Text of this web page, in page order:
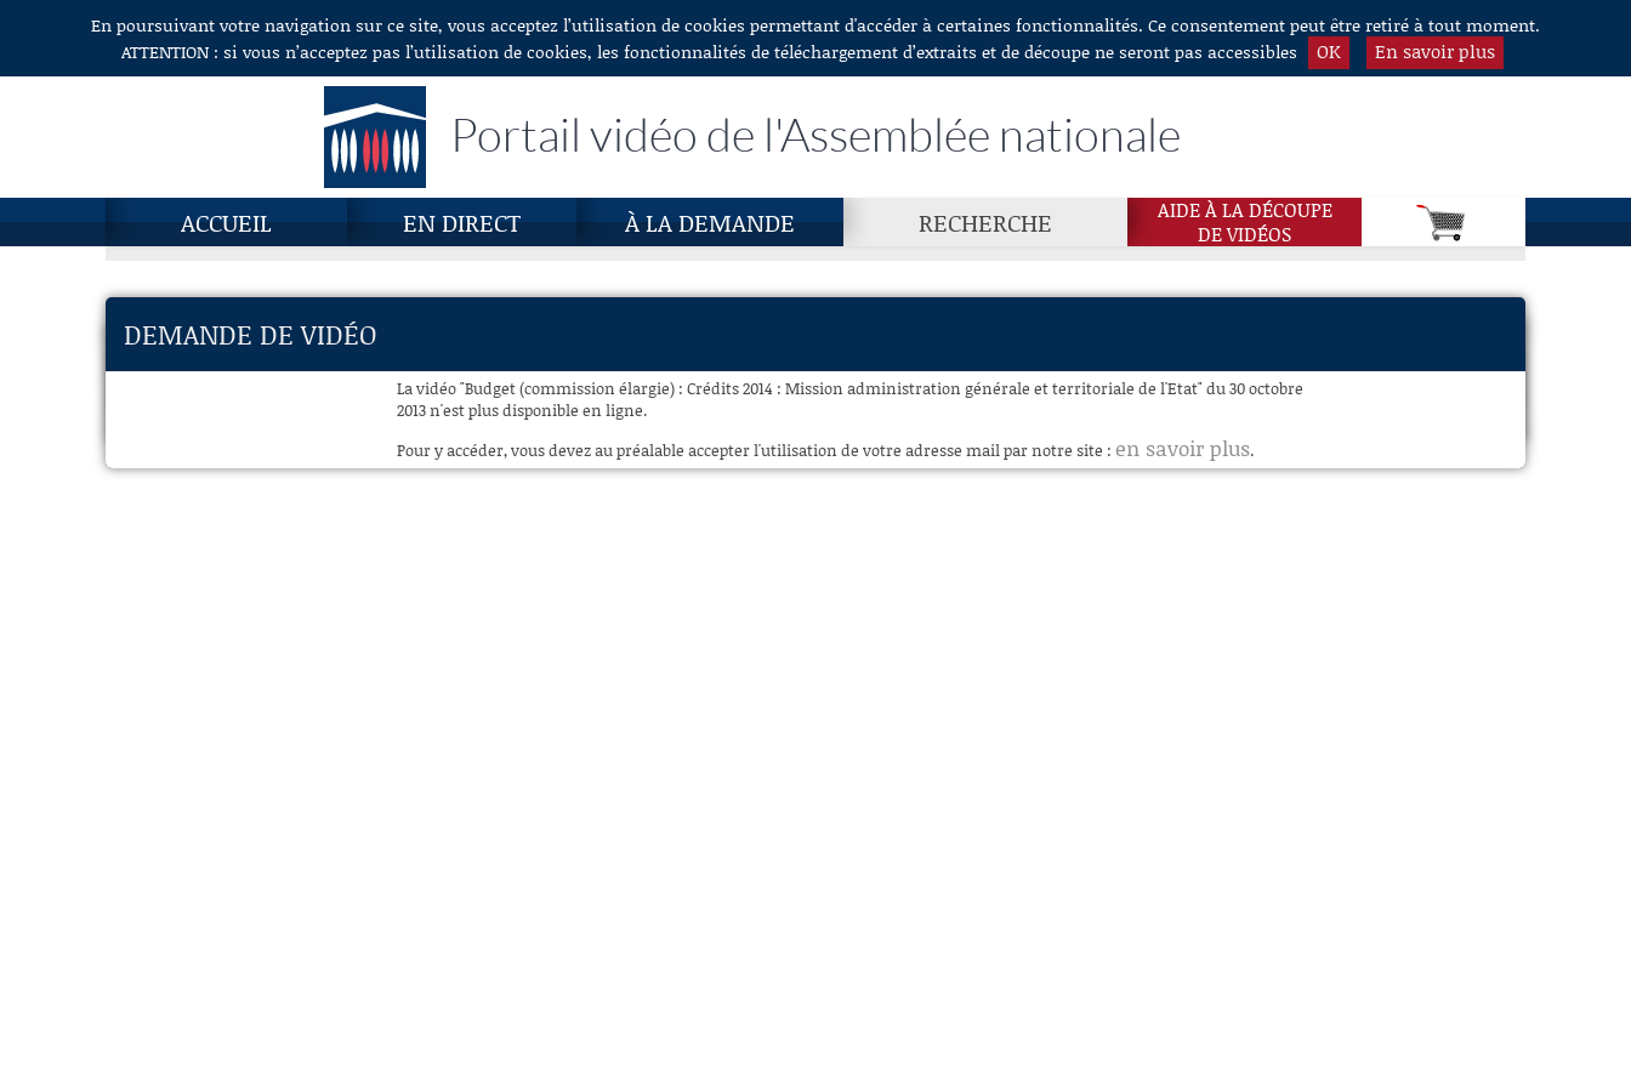
Aller au contenuEn poursuivant votre navigation sur ce site, vous acceptez l’utilisation de cookies permettant d'accéder à certaines fonctionnalités. Ce consentement peut être retiré à tout moment.
ATTENTION : si vous n’acceptez pas l’utilisation de cookies, les fonctionnalités de téléchargement d’extraits et de découpe ne seront pas accessibles
OK En savoir plus
Portail vidéo de l'Assemblée nationale
ACCUEIL EN DIRECT À LA DEMANDE RECHERCHE
AIDE À LA DÉCOUPE
DE VIDÉOS
DEMANDE DE VIDÉO
La vidéo "Budget (commission élargie) : Crédits 2014 : Mission administration générale et territoriale de l'Etat" du 30 octobre
2013 n'est plus disponible en ligne.
Pour y accéder, vous devez au préalable accepter l'utilisation de votre adresse mail par notre site : en savoir plus.